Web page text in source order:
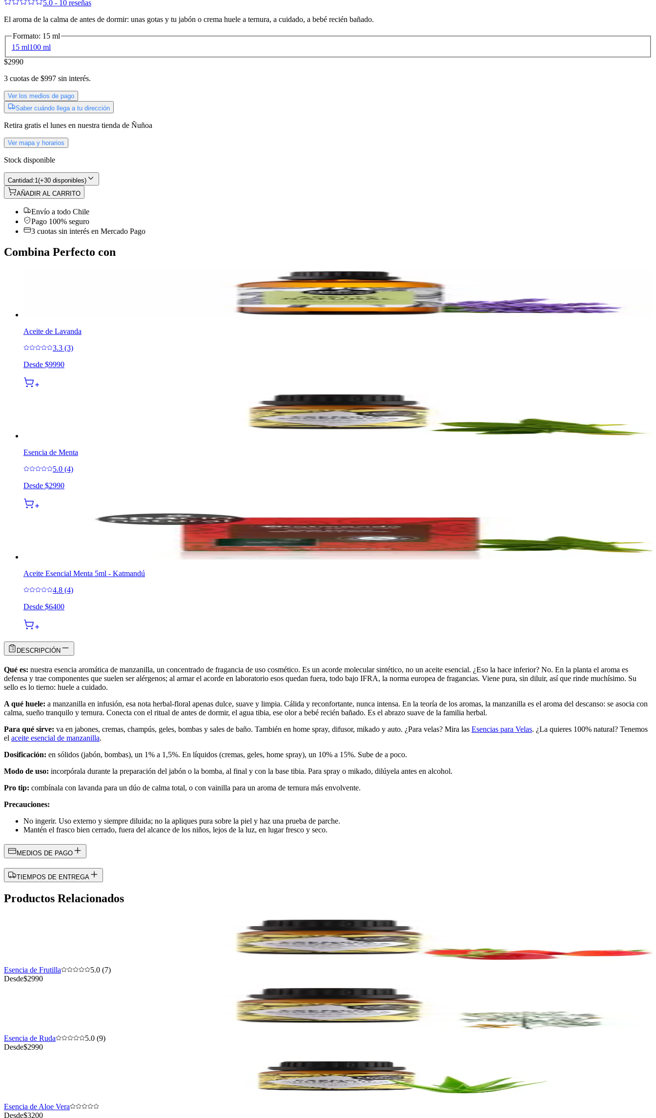
5.0 - 10 reseñas
El aroma de la calma de antes de dormir: unas gotas y tu jabón o crema huele a ternura, a cuidado, a bebé recién bañado.
Formato: 15 ml
15 ml100 ml
$2990
3 cuotas de $997 sin interés.
Ver los medios de pago
Saber cuándo llega a tu dirección
Retira gratis el lunes en nuestra tienda de Ñuñoa
Ver mapa y horarios
Stock disponible
Cantidad:1(+30 disponibles)
AÑADIR AL CARRITO
Envío a todo Chile
Pago 100% seguro
3 cuotas sin interés en Mercado Pago
Combina Perfecto con
Aceite de Lavanda
3.3 (3)
Desde $9990
Esencia de Menta
5.0 (4)
Desde $2990
Aceite Esencial Menta 5ml - Katmandú
4.8 (4)
Desde $6400
DESCRIPCIÓN
Qué es: nuestra esencia aromática de manzanilla, un concentrado de fragancia de uso cosmético. Es un acorde molecular sintético, no un aceite esencial. ¿Eso la hace inferior? No. En la planta el aroma es
defensa y trae componentes que suelen ser alérgenos; al armar el acorde en laboratorio esos quedan fuera, todo bajo IFRA, la norma europea de fragancias. Viene pura, sin diluir, así que rinde muchísimo. Su
sello es lo tierno: huele a cuidado.
A qué huele: a manzanilla en infusión, esa nota herbal-floral apenas dulce, suave y limpia. Cálida y reconfortante, nunca intensa. En la teoría de los aromas, la manzanilla es el aroma del descanso: se asocia con
calma, sueño tranquilo y ternura. Conecta con el ritual de antes de dormir, el agua tibia, ese olor a bebé recién bañado. Es el abrazo suave de la familia herbal.
Para qué sirve: va en jabones, cremas, champús, geles, bombas y sales de baño. También en home spray, difusor, mikado y auto. ¿Para velas? Mira las Esencias para Velas. ¿La quieres 100% natural? Tenemos
el aceite esencial de manzanilla.
Dosificación: en sólidos (jabón, bombas), un 1% a 1,5%. En líquidos (cremas, geles, home spray), un 10% a 15%. Sube de a poco.
Modo de uso: incorpórala durante la preparación del jabón o la bomba, al final y con la base tibia. Para spray o mikado, dilúyela antes en alcohol.
Pro tip: combínala con lavanda para un dúo de calma total, o con vainilla para un aroma de ternura más envolvente.
Precauciones:
No ingerir. Uso externo y siempre diluida; no la apliques pura sobre la piel y haz una prueba de parche.
Mantén el frasco bien cerrado, fuera del alcance de los niños, lejos de la luz, en lugar fresco y seco.
MEDIOS DE PAGO
TIEMPOS DE ENTREGA
Productos Relacionados
Esencia de Frutilla
5.0 (7)
Desde$2990
Esencia de Ruda
5.0 (9)
Desde$2990
Esencia de Aloe Vera
Desde$3200